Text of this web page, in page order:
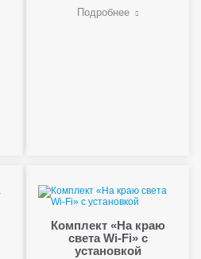
Подробнее
Комплект «На краю
света Wi-Fi» с
установкой